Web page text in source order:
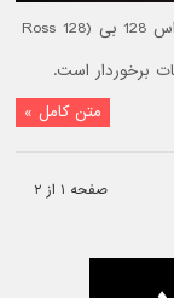
ستاره‌شناسان از کشف یک سیاره شبه زمین با نام راس 128 بی (Ross 128
متن کامل »
صفحه ۱ از ۲